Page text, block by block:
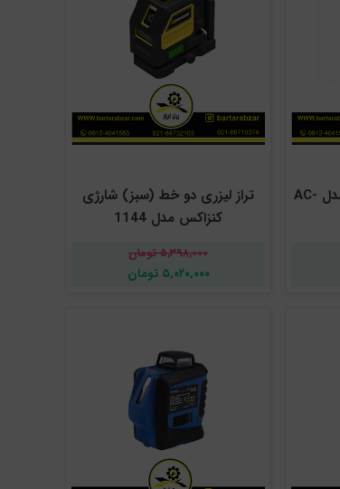
تراز لیزری نور قرمز اکتیو مدل AC-
تراز لیزری دو خط (سبز) شارژی
کنزاکس مدل 1144
۵,۳۹۸,۰۰۰ تومان
۵,۰۲۰,۰۰۰ تومان